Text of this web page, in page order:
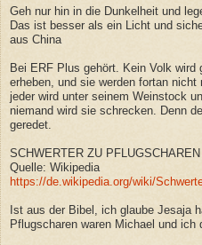
Geh nur hin in die Dunkelheit und
Das ist besser als ein Licht und
aus China
Bei ERF Plus gehört. Kein Volk wird
erheben, und sie werden fortan
jeder wird unter seinem Weinstock
niemand wird sie schrecken. Denn
geredet.
SCHWERTER ZU PFLUGSCHAREN
Quelle: Wikipedia
https://de.wikipedia.org/wiki/
Ist aus der Bibel, ich glaube Jesaja
Pflugscharen waren Michael und